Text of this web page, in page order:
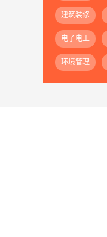
建筑装修
电子电工
环境管理